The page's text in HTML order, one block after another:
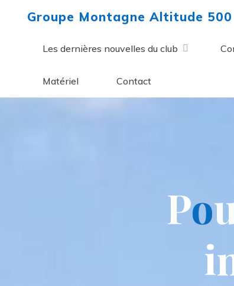
Groupe Montagne Altitude 500
Les dernières nouvelles du club
Matériel Contact
Po
i